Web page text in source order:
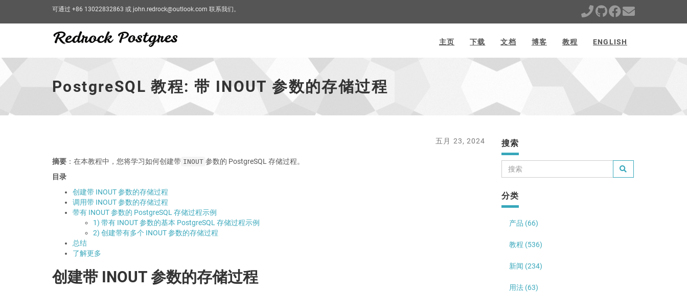
可通过 +86 13022832863 或 john.redrock@outlook.com 联系我们。
带
INOUT
数
过
程
-
主页 下载 文档 博客 教程 ENGLISH
PostgreSQL 教程: 带 INOUT 参数的存储过程
五月 23, 2024
摘要 ：在本教程中，您将学习如何创建带 INOUT 参数的 PostgreSQL 存储过程。
目录
创建带 INOUT 参数的存储过程
调用带 INOUT 参数的存储过程
带有 INOUT 参数的 PostgreSQL 存储过程示例
1) 带有 INOUT 参数的基本 PostgreSQL 存储过程示例
2) 创建带有多个 INOUT 参数的存储过程
总结
了解更多
创建带 INOUT 参数的存储过程
搜索
分类
产品 (66)
教程 (536)
新闻 (234)
用法 (63)